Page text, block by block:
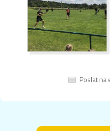
Poslat na